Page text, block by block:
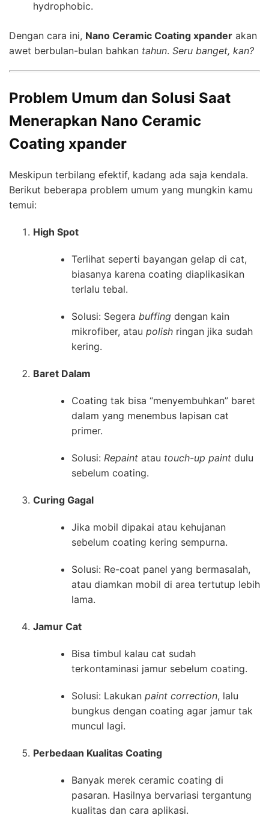
hydrophobic.
Dengan cara ini, Nano Ceramic Coating xpander akan
awet berbulan-bulan bahkan tahun. Seru banget, kan?
Problem Umum dan Solusi Saat
Menerapkan Nano Ceramic
Coating xpander
Meskipun terbilang efektif, kadang ada saja kendala.
Berikut beberapa problem umum yang mungkin kamu
temui:
High Spot
Terlihat seperti bayangan gelap di cat,
biasanya karena coating diaplikasikan
terlalu tebal.
Solusi: Segera buffing dengan kain
mikrofiber, atau polish ringan jika sudah
kering.
Baret Dalam
Coating tak bisa “menyembuhkan” baret
dalam yang menembus lapisan cat
primer.
Solusi: Repaint atau touch-up paint dulu
sebelum coating.
Curing Gagal
Jika mobil dipakai atau kehujanan
sebelum coating kering sempurna.
Solusi: Re-coat panel yang bermasalah,
atau diamkan mobil di area tertutup lebih
lama.
Jamur Cat
Bisa timbul kalau cat sudah
terkontaminasi jamur sebelum coating.
Solusi: Lakukan paint correction, lalu
bungkus dengan coating agar jamur tak
muncul lagi.
Perbedaan Kualitas Coating
Banyak merek ceramic coating di
pasaran. Hasilnya bervariasi tergantung
kualitas dan cara aplikasi.